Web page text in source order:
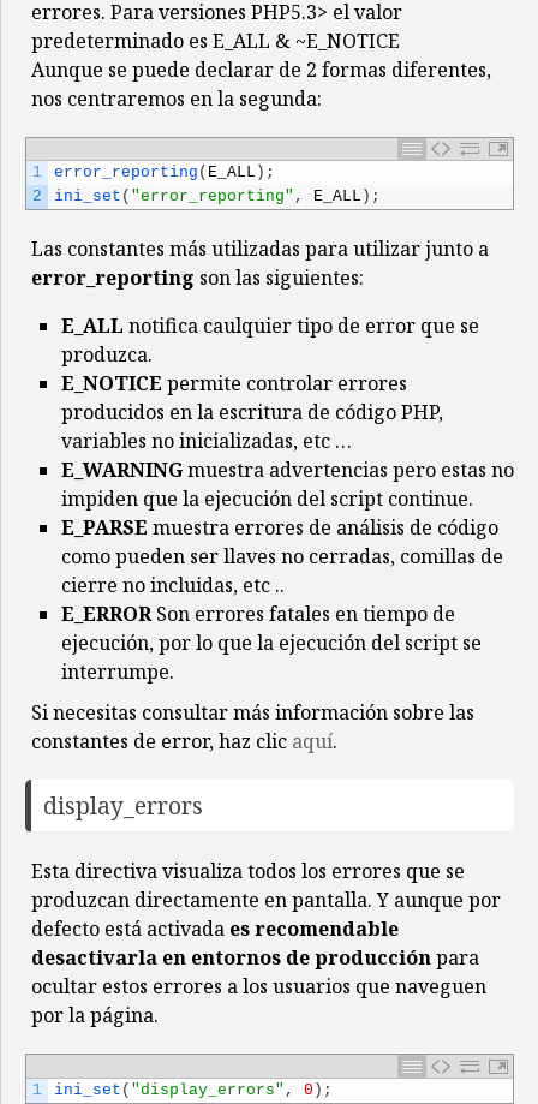
errores. Para versiones PHP5.3> el valor
predeterminado es E_ALL & ~E_NOTICE
Aunque se puede declarar de 2 formas diferentes,
nos centraremos en la segunda:
1
2
error_reporting ( E_ALL ) ;
ini_set ( "error_reporting" , E_ALL ) ;
Las constantes más utilizadas para utilizar junto a
error_reporting son las siguientes:
E_ALL notifica caulquier tipo de error que se
produzca.
E_NOTICE permite controlar errores
producidos en la escritura de código PHP,
variables no inicializadas, etc …
E_WARNINGmuestra advertencias pero estas no
impiden que la ejecución del script continue.
E_PARSE muestra errores de análisis de código
como pueden ser llaves no cerradas, comillas de
cierre no incluidas, etc ..
E_ERRORSon errores fatales en tiempo de
ejecución, por lo que la ejecución del script se
interrumpe.
Si necesitas consultar más información sobre las
constantes de error, haz clic aquí.
display_errors
Esta directiva visualiza todos los errores que se
produzcan directamente en pantalla. Y aunque por
defecto está activada es recomendable
desactivarla en entornos de producciónpara
ocultar estos errores a los usuarios que naveguen
por la página.
1 ini_set ( "display_errors" , 0 ) ;